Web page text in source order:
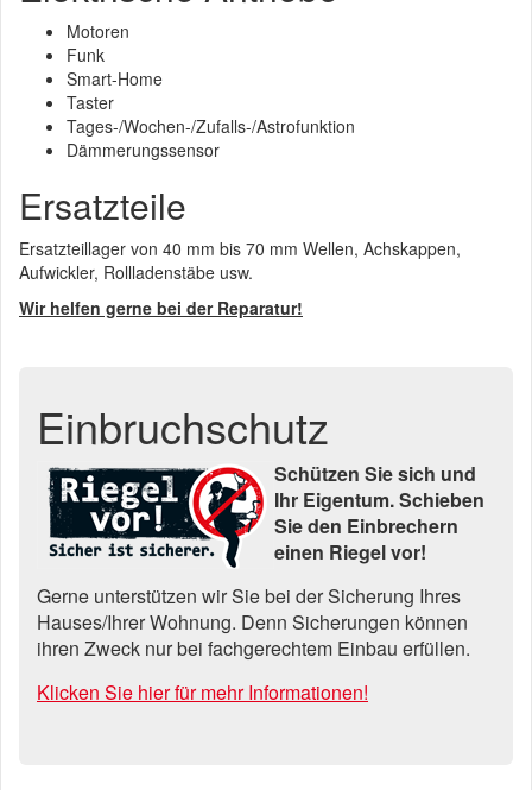
Motoren
Funk
Smart-Home
Taster
Tages-/Wochen-/Zufalls-/Astrofunktion
Dämmerungssensor
Ersatzteile
Ersatzteillager von 40 mm bis 70 mm Wellen, Achskappen,
Aufwickler, Rollladenstäbe usw.
Wir helfen gerne bei der Reparatur!
Einbruchschutz
Schützen Sie sich und
Ihr Eigentum. Schieben
Sie den Einbrechern
einen Riegel vor!
Gerne unterstützen wir Sie bei der Sicherung Ihres
Hauses/Ihrer Wohnung. Denn Sicherungen können
ihren Zweck nur bei fachgerechtem Einbau erfüllen.
Klicken Sie hier für mehr Informationen!